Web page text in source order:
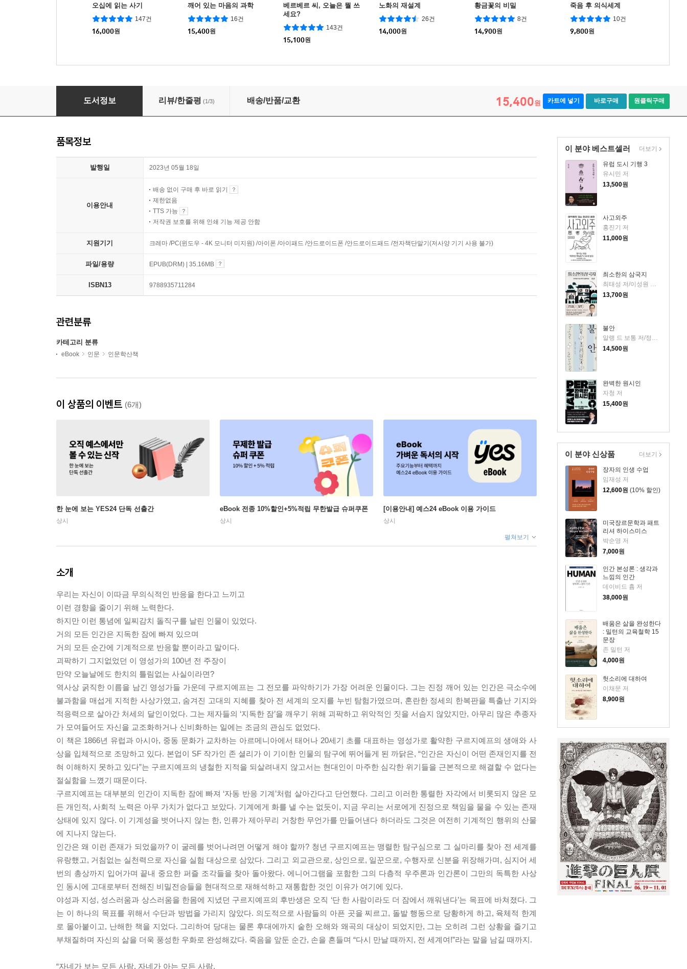
오십에 읽는 사기
147건
16,000원
깨어 있는 마음의 과학
16건
15,400원
베르베르 씨, 오늘은 뭘 쓰
세요?
143건
15,100원
노화의 재설계
26건
14,000원
황금꽃의 비밀
8건
14,900원
죽음 후 의식세계
10건
9,800원
인간이라는 기계에 관하여
도서정보 리뷰/한줄평 (1/3) 배송/반품/교환 15,400원 카트에 넣기 바로구매 원클릭구매
이 분야 베스트셀러
유럽 도시 기행 3
유시민 저
13,500원
사고외주
홍진기 저
11,000원
최소한의 삼국지
최태성 저/이성원 감수
13,700원
불안
알랭 드 보통 저/정영목 역
14,500원
완벽한 원시인
자청 저
15,400원
더보기
이 분야 신상품
장자의 인생 수업
임재성 저
12,600원 (10% 할인)
미국장르문학과 패트
리셔 하이스미스
박순영 저
7,000원
인간 본성론 : 생각과
느낌의 인간
데이비드 흄 저
38,000원
배움은 삶을 완성한다
: 밀턴의 교육철학 15
문장
존 밀턴 저
4,000원
헛소리에 대하여
이채문 저
8,900원
더보기
품목정보
발행일 2023년 05월 18일
이용안내
배송 없이 구매 후 바로 읽기
제한없음
TTS 가능
저작권 보호를 위해 인쇄 기능 제공 안함
지원기기 크레마 /PC(윈도우 - 4K 모니터 미지원) /아이폰 /아이패드 /안드로이드폰 /안드로이드패드 /전자책단말기(저사양 기기 사용 불가)
파일/용량 EPUB(DRM) | 35.16MB
ISBN13 9788935711284
관련분류
카테고리 분류
eBook 인문 인문학산책
이 상품의 이벤트 (6개)
한 눈에 보는 YES24 단독 선출간
상시
eBook 전종 10%할인+5%적립 무한발급 슈퍼쿠폰
상시
[이용안내] 예스24 eBook 이용 가이드
상시
펼쳐보기
소개
우리는 자신이 이따금 무의식적인 반응을 한다고 느끼고
이런 경향을 줄이기 위해 노력한다.
하지만 이런 통념에 일찌감치 돌직구를 날린 인물이 있었다.
거의 모든 인간은 지독한 잠에 빠져 있으며
거의 모든 순간에 기계적으로 반응할 뿐이라고 말이다.
괴팍하기 그지없었던 이 영성가의 100년 전 주장이
만약 오늘날에도 한치의 틀림없는 사실이라면?
역사상 굵직한 이름을 남긴 영성가들 가운데 구르지예프는 그 전모를 파악하기가 가장 어려운 인물이다. 그는 진정 깨어 있는 인간은 극소수에
불과함을 매섭게 지적한 사상가였고, 숨겨진 고대의 지혜를 찾아 전 세계의 오지를 누빈 탐험가였으며, 혼란한 정세의 한복판을 특출난 기지와
적응력으로 살아간 처세의 달인이었다. 그는 제자들의 ‘지독한 잠’을 깨우기 위해 괴팍하고 위악적인 짓을 서슴지 않았지만, 아무리 많은 추종자
가 모여들어도 자신을 교조화하거나 신비화하는 일에는 조금의 관심도 없었다.
이 책은 1866년 유럽과 아시아, 중동 문화가 교차하는 아르메니아에서 태어나 20세기 초를 대표하는 영성가로 활약한 구르지예프의 생애와 사
상을 입체적으로 조망하고 있다. 본업이 SF 작가인 존 셜리가 이 기이한 인물의 탐구에 뛰어들게 된 까닭은, “인간은 자신이 어떤 존재인지를 전
혀 이해하지 못하고 있다”는 구르지예프의 냉철한 지적을 되살려내지 않고서는 현대인이 마주한 심각한 위기들을 근본적으로 해결할 수 없다는
절실함을 느꼈기 때문이다.
구르지예프는 대부분의 인간이 지독한 잠에 빠져 ‘자동 반응 기계’처럼 살아간다고 단언했다. 그리고 이러한 통렬한 자각에서 비롯되지 않은 모
든 개인적, 사회적 노력은 아무 가치가 없다고 보았다. 기계에게 화를 낼 수는 없듯이, 지금 우리는 서로에게 진정으로 책임을 물을 수 있는 존재
상태에 있지 않다. 이 기계성을 벗어나지 않는 한, 인류가 제아무리 거창한 무언가를 만들어낸다 하더라도 그것은 여전히 기계적인 행위의 산물
에 지나지 않는다.
인간은 왜 이런 존재가 되었을까? 이 굴레를 벗어나려면 어떻게 해야 할까? 청년 구르지예프는 맹렬한 탐구심으로 그 실마리를 찾아 전 세계를
유랑했고, 거침없는 실천력으로 자신을 실험 대상으로 삼았다. 그리고 외교관으로, 상인으로, 일꾼으로, 수행자로 신분을 위장해가며, 심지어 세
번의 총상까지 입어가며 끝내 중요한 퍼즐 조각들을 찾아 돌아왔다. 에니어그램을 포함한 그의 다층적 우주론과 인간론이 그만의 독특한 사상
인 동시에 고대로부터 전해진 비밀전승들을 현대적으로 재해석하고 재통합한 것인 이유가 여기에 있다.
야성과 지성, 성스러움과 상스러움을 한몸에 지녔던 구르지예프의 후반생은 오직 ‘단 한 사람이라도 더 잠에서 깨워낸다’는 목표에 바쳐졌다. 그
는 이 하나의 목표를 위해서 수단과 방법을 가리지 않았다. 의도적으로 사람들의 아픈 곳을 찌르고, 돌발 행동으로 당황하게 하고, 육체적 한계
로 몰아붙이고, 난해한 책을 지었다. 그리하여 당대는 물론 후대에까지 숱한 오해와 왜곡의 대상이 되었지만, 그는 오히려 그런 상황을 즐기고
부채질하며 자신의 삶을 더욱 풍성한 우화로 완성해갔다. 죽음을 앞둔 순간, 손을 흔들며 “다시 만날 때까지, 전 세계여!”라는 말을 남길 때까지.
“자네가 보는 모든 사람, 자네가 아는 모든 사람,